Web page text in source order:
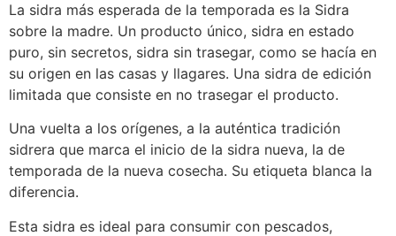
La sidra más esperada de la temporada es la Sidra
sobre la madre. Un producto único, sidra en estado
puro, sin secretos, sidra sin trasegar, como se hacía en
su origen en las casas y llagares. Una sidra de edición
limitada que consiste en no trasegar el producto.
Una vuelta a los orígenes, a la auténtica tradición
sidrera que marca el inicio de la sidra nueva, la de
temporada de la nueva cosecha. Su etiqueta blanca la
diferencia.
Esta sidra es ideal para consumir con pescados,